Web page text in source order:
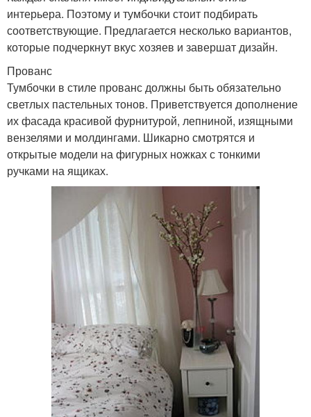
интерьера. Поэтому и тумбочки стоит подбирать
соответствующие. Предлагается несколько вариантов,
которые подчеркнут вкус хозяев и завершат дизайн.
Прованс
Тумбочки в стиле прованс должны быть обязательно
светлых пастельных тонов. Приветствуется дополнение
их фасада красивой фурнитурой, лепниной, изящными
вензелями и молдингами. Шикарно смотрятся и
открытые модели на фигурных ножках с тонкими
ручками на ящиках.